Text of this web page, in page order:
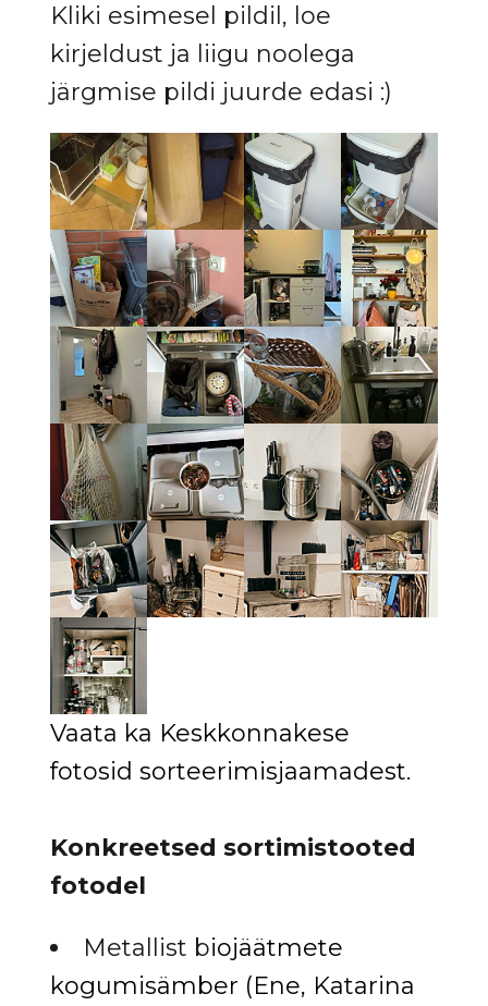
Kliki esimesel pildil, loe
kirjeldust ja liigu noolega
järgmise pildi juurde edasi :)
Vaata ka Keskkonnakese
fotosid sorteerimisjaamadest.
Konkreetsed sortimistooted
fotodel
Metallist biojäätmete
kogumisämber (Ene, Katarina